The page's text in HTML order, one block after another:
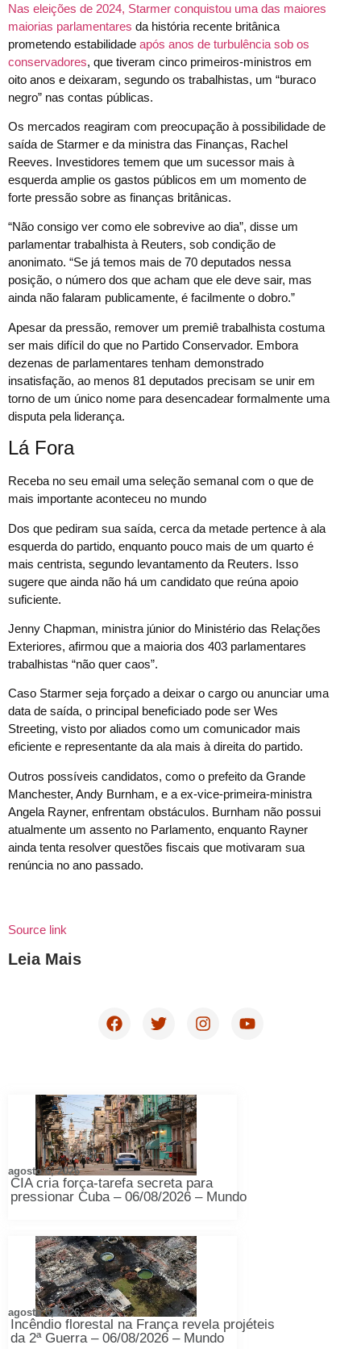
Nas eleições de 2024, Starmer conquistou uma das maiores
maiorias parlamentares da história recente britânica
prometendo estabilidade após anos de turbulência sob os
conservadores, que tiveram cinco primeiros-ministros em
oito anos e deixaram, segundo os trabalhistas, um “buraco
negro” nas contas públicas.
Os mercados reagiram com preocupação à possibilidade de
saída de Starmer e da ministra das Finanças, Rachel
Reeves. Investidores temem que um sucessor mais à
esquerda amplie os gastos públicos em um momento de
forte pressão sobre as finanças britânicas.
“Não consigo ver como ele sobrevive ao dia”, disse um
parlamentar trabalhista à Reuters, sob condição de
anonimato. “Se já temos mais de 70 deputados nessa
posição, o número dos que acham que ele deve sair, mas
ainda não falaram publicamente, é facilmente o dobro.”
Apesar da pressão, remover um premiê trabalhista costuma
ser mais difícil do que no Partido Conservador. Embora
dezenas de parlamentares tenham demonstrado
insatisfação, ao menos 81 deputados precisam se unir em
torno de um único nome para desencadear formalmente uma
disputa pela liderança.
Lá Fora
Receba no seu email uma seleção semanal com o que de
mais importante aconteceu no mundo
Dos que pediram sua saída, cerca da metade pertence à ala
esquerda do partido, enquanto pouco mais de um quarto é
mais centrista, segundo levantamento da Reuters. Isso
sugere que ainda não há um candidato que reúna apoio
suficiente.
Jenny Chapman, ministra júnior do Ministério das Relações
Exteriores, afirmou que a maioria dos 403 parlamentares
trabalhistas “não quer caos”.
Caso Starmer seja forçado a deixar o cargo ou anunciar uma
data de saída, o principal beneficiado pode ser Wes
Streeting, visto por aliados como um comunicador mais
eficiente e representante da ala mais à direita do partido.
Outros possíveis candidatos, como o prefeito da Grande
Manchester, Andy Burnham, e a ex-vice-primeira-ministra
Angela Rayner, enfrentam obstáculos. Burnham não possui
atualmente um assento no Parlamento, enquanto Rayner
ainda tenta resolver questões fiscais que motivaram sua
renúncia no ano passado.
Source link
Leia Mais
CIA cria força-tarefa secreta para
pressionar Cuba – 06/08/2026 – Mundo
agosto 6, 2026
Incêndio florestal na França revela projéteis
da 2ª Guerra – 06/08/2026 – Mundo
agosto 6, 2026